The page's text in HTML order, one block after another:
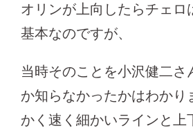
オリンが上向したらチェロ
基本なのですが、
当時そのことを小沢健二さ
か知らなかったかはわかり
かく速く細かいラインと上